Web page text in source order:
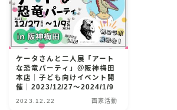
EHON
BLOG
INSTAGRAM
ケータさんと二人展「アート
な恐竜パーティ」＠阪神梅田
本店｜子ども向けイベント開
催｜2023/12/27〜2024/1/9
2023.12.22 画家活動